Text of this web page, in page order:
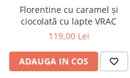
Florentine cu caramel și
ciocolată cu lapte VRAC
119,00 Lei
ADAUGA IN COS